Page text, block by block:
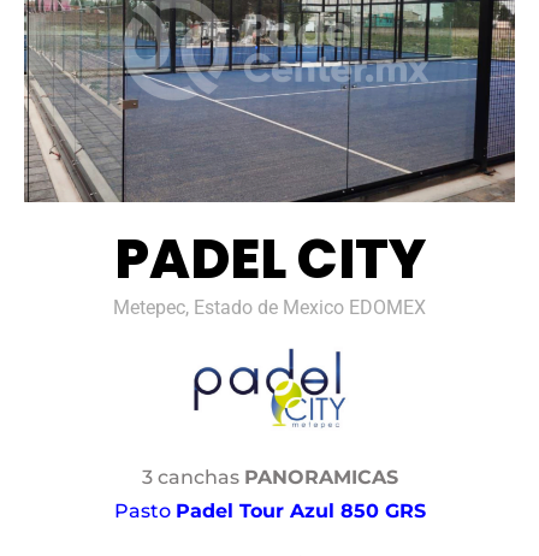
PADEL CITY
Metepec, Estado de Mexico EDOMEX
3 canchas PANORAMICAS
Pasto Padel Tour Azul 850 GRS